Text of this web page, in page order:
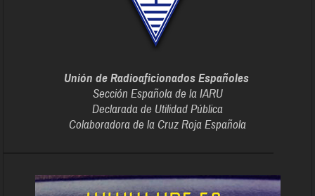
Unión de Radioaficionados Españoles
Sección Española de la IARU
Declarada de Utilidad Pública
Colaboradora de la Cruz Roja Española